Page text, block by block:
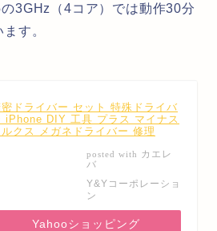
3GHz（4コア）では動作30分
す。
ドライバー セット 特殊ドライバ
iPhone DIY 工具 プラス マイナス
ルクス メガネドライバー 修理
posted with カエレ
バ
Y&Yコーポレーショ
ン
Yahooショッピング